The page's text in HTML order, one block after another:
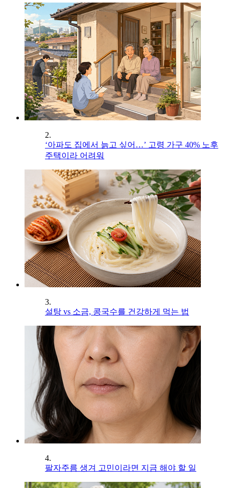
2.
‘아파도 집에서 늙고 싶어…’ 고령 가구 40% 노후
주택이라 어려워
3.
설탕 vs 소금, 콩국수를 건강하게 먹는 법
4.
팔자주름 생겨 고민이라면 지금 해야 할 일